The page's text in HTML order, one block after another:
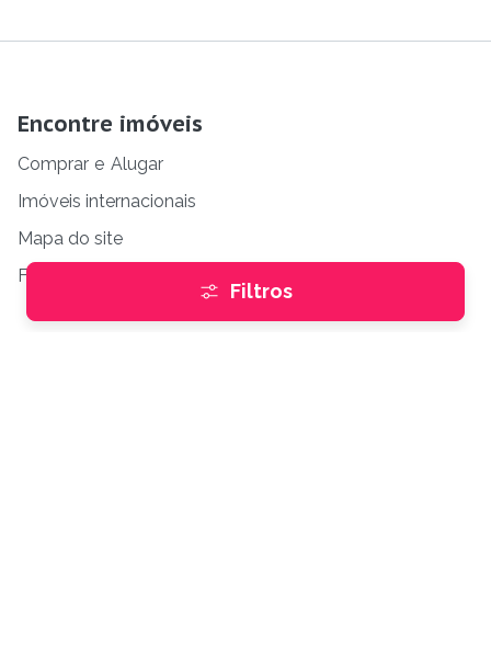
Filtros
Encontre imóveis
Comprar e Alugar
Imóveis internacionais
Mapa do site
Financiar